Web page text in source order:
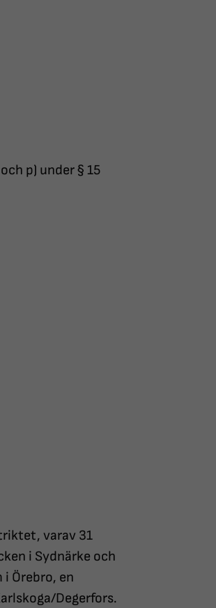
p) under § 15
varav 31
i Sydnärke och
Örebro, en
Degerfors.